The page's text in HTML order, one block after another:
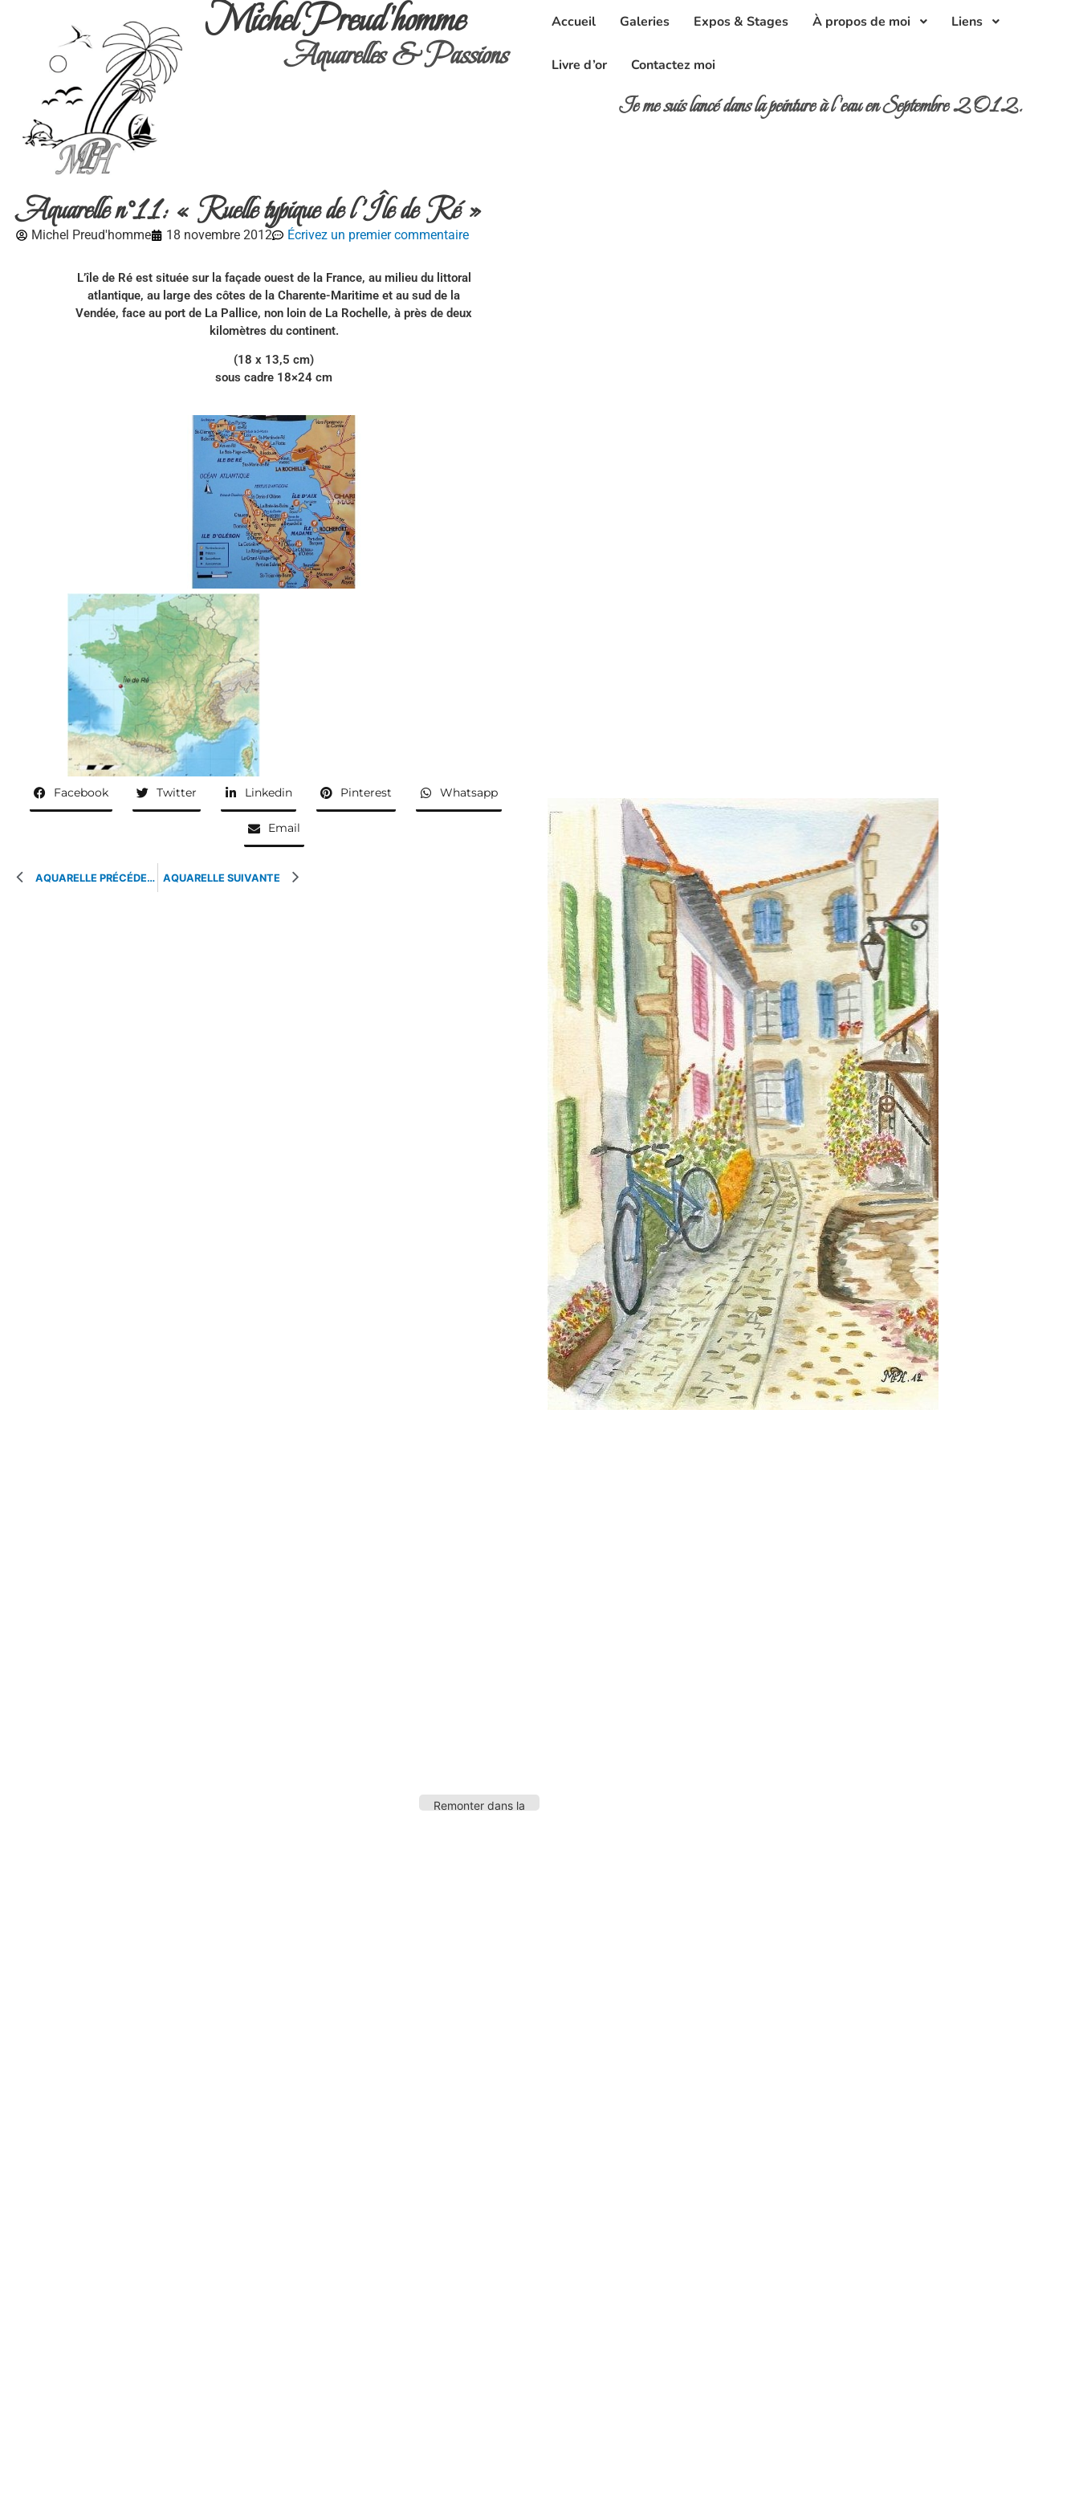
Michel Preud'homme
Aquarelles & Passions
Accueil Galeries Expos & Stages À propos de moi Liens
Livre d’or Contactez moi
Je me suis lancé dans la peinture à l'eau en Septembre 2012.
Aquarelle n°11: « Ruelle typique de l’Île de Ré »
Michel Preud'homme 18 novembre 2012 Écrivez un premier commentaire
L’île de Ré est située sur la façade ouest de la France, au milieu du littoral
atlantique, au large des côtes de la Charente-Maritime et au sud de la
Vendée, face au port de La Pallice, non loin de La Rochelle, à près de deux
kilomètres du continent.
(18 x 13,5 cm)
sous cadre 18×24 cm
Facebook Twitter Linkedin Pinterest Whatsapp
Email
AQUARELLE PRÉCÉDENTE AQUARELLE SUIVANTE
Remonter dans la